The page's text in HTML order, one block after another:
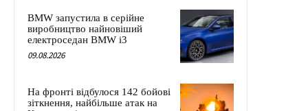
BMW запустила в серійне
виробництво найновіший
електроседан BMW i3
09.08.2026
На фронті відбулося 142 бойові
зіткнення, найбільше атак на